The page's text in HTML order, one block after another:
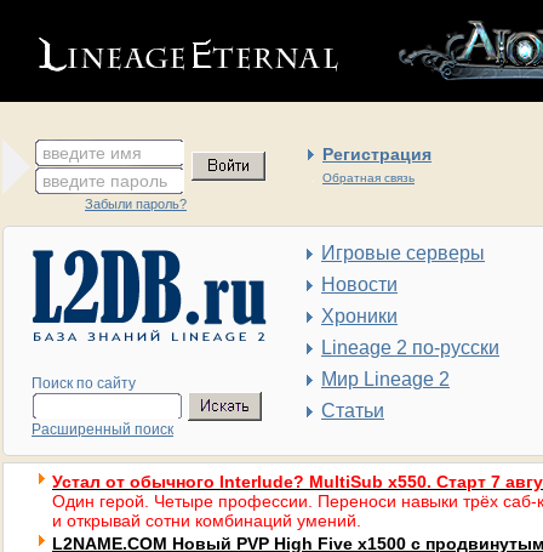
введите имя Регистрация
Обратная связь
введите пароль
Забыли пароль?
Поиск по сайту
Расширенный поиск
Игровые серверы
Новости
Хроники
Lineage 2 по-русски
Мир Lineage 2
Статьи
Устал от обычного Interlude? MultiSub x550. Старт 7
Один герой. Четыре профессии. Переноси навыки трёх саб-
и открывай сотни комбинаций умений.
L2NAME.COM Новый PVP High Five x1500 с